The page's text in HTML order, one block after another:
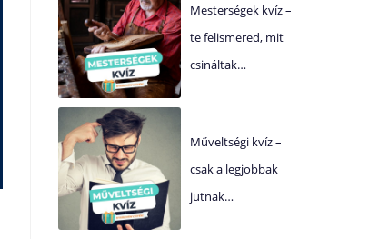
Mesterségek kvíz –
te felismered, mit
csináltak…
Műveltségi kvíz –
csak a legjobbak
jutnak…